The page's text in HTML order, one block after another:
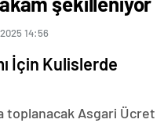
14:56
İçin Kulislerde
toplanacak Asgari Ücret